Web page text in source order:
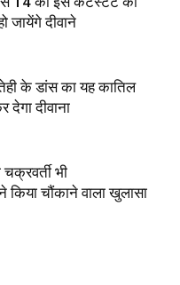
जायेंगे दीवाने
के डांस का यह कातिल
देगा दीवाना
भी
किया चौंकाने वाला खुलासा